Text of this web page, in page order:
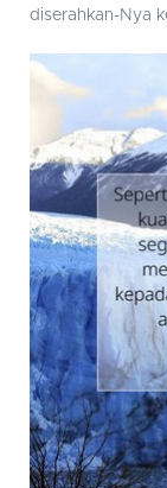
diserahkan-Nya